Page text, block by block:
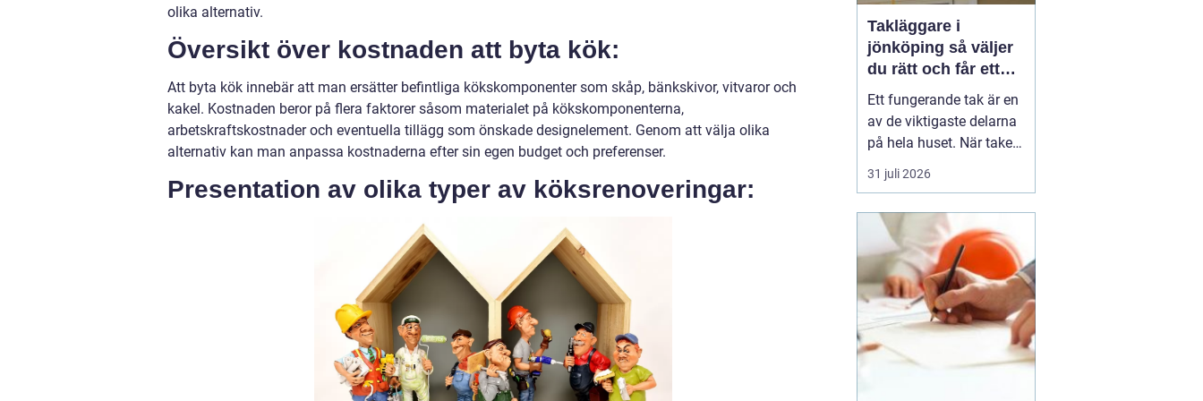
olika alternativ.
Översikt över kostnaden att byta kök:
Att byta kök innebär att man ersätter befintliga kökskomponenter som skåp, bänkskivor, vitvaror och
kakel. Kostnaden beror på flera faktorer såsom materialet på kökskomponenterna,
arbetskraftskostnader och eventuella tillägg som önskade designelement. Genom att välja olika
alternativ kan man anpassa kostnaderna efter sin egen budget och preferenser.
Presentation av olika typer av köksrenoveringar:
Takläggare i
jönköping så väljer
du rätt och får ett
tak som håller
Ett fungerande tak är en
av de viktigaste delarna
på hela huset. När taket
börjar bli slitet påverkar
det både tryggheten,
värdet på huset. Därför
blir valetav takläggare i
Jönköping avg...
31 juli 2026